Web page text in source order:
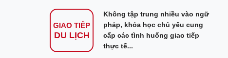
GIAO TIẾP
DU LỊCH
Không tập trung nhiều vào ngữ
pháp, khóa học chủ yếu cung
cấp các tình huống giao tiếp
thực tế...